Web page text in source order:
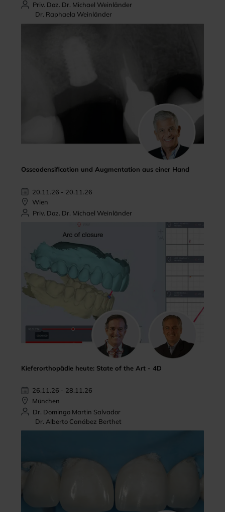
Priv. Doz. Dr. Michael Weinländer
Dr. Raphaela Weinländer
Osseodensification und Augmentation aus einer Hand
20.11.26 - 20.11.26
Wien
Priv. Doz. Dr. Michael Weinländer
Kieferorthopädie heute: State of the Art - 4D
26.11.26 - 28.11.26
München
Dr. Domingo Martin Salvador
Dr. Alberto Canábez Berthet